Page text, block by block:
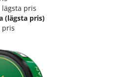
lägsta pris
(lägsta pris)
pris